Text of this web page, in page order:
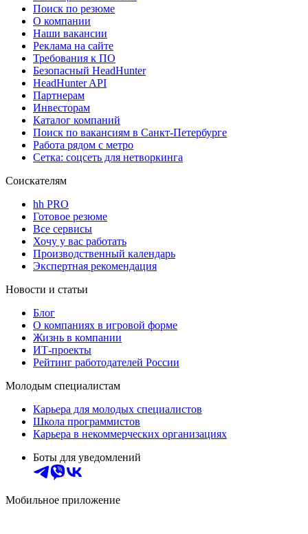
Поиск по резюме
О компании
Наши вакансии
Реклама на сайте
Требования к ПО
Безопасный HeadHunter
HeadHunter API
Партнерам
Инвесторам
Каталог компаний
Поиск по вакансиям в Санкт-Петербурге
Работа рядом с метро
Сетка: соцсеть для нетворкинга
Соискателям
hh PRO
Готовое резюме
Все сервисы
Хочу у вас работать
Производственный календарь
Экспертная рекомендация
Новости и статьи
Блог
О компаниях в игровой форме
Жизнь в компании
ИТ-проекты
Рейтинг работодателей России
Молодым специалистам
Карьера для молодых специалистов
Школа программистов
Карьера в некоммерческих организациях
Боты для уведомлений
Мобильное приложение